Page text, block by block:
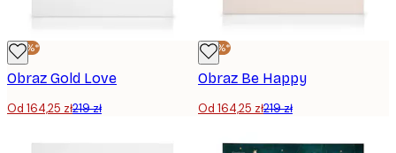
-25%*
Obraz Gold Love
Od 164,25 zł219 zł
-25%*
Obraz Be Happy
Od 164,25 zł219 zł